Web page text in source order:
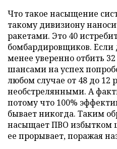
Что такое насыщение
такому дивизиону
ракетами. Это 40
бомбардировщиков. Если
менее уверенно отбить
шансами на успех
любом случае от 48 до 12
необстрелянными. А
потому что 100%
бывает никогда. Таким
насыщает ПВО избытком
ее прорывает, поражая